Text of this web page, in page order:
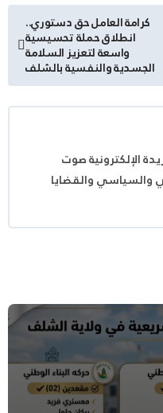
كرامة العامل حق دستوري..
انطلاق حملة تحسيسية
واسعة لتعزيز السلامة
الجسدية والنفسية بالشلف
الإلكترونية صوت
والسياسي والقضايا